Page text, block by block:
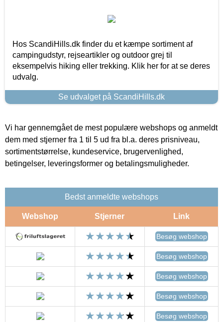
Hos ScandiHills.dk finder du et kæmpe sortiment af
campingudstyr, rejseartikler og outdoor grej til
eksempelvis hiking eller trekking. Klik her for at se deres
udvalg.
Se udvalget på ScandiHills.dk
Vi har gennemgået de mest populære webshops og anmeldt
dem med stjerner fra 1 til 5 ud fra bl.a. deres prisniveau,
sortimentstørrelse, kundeservice, brugervenlighed,
betingelser, leveringsformer og betalingsmuligheder.
Bedst anmeldte webshops
Webshop Stjerner Link
Besøg webshop
Besøg webshop
Besøg webshop
Besøg webshop
Besøg webshop